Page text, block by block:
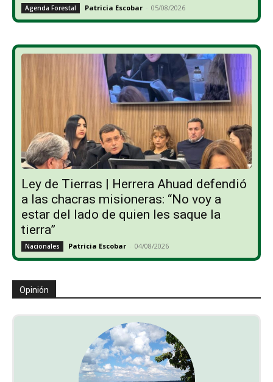
Agenda Forestal Patricia Escobar - 05/08/2026
Ley de Tierras | Herrera Ahuad defendió
a las chacras misioneras: “No voy a
estar del lado de quien les saque la
tierra”
Nacionales Patricia Escobar - 04/08/2026
Opinión